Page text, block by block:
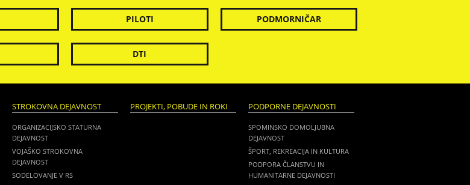
PILOTI PODMORNIČAR
DTI
STROKOVNA DEJAVNOST
ORGANIZACIJSKO STATURNA
DEJAVNOST
VOJAŠKO STROKOVNA
DEJAVNOST
SODELOVANJE V RS
PROJEKTI, POBUDE IN ROKI PODPORNE DEJAVNOSTI
SPOMINSKO DOMOLJUBNA
DEJAVNOST
ŠPORT, REKREACIJA IN KULTURA
PODPORA ČLANSTVU IN
HUMANITARNE DEJAVNOSTI